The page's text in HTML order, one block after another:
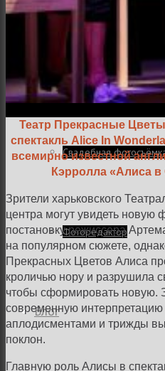
Семейная и детская
Свадебная
Фоторедактор
Блог
Театр Прекрасные
спектакль Alice In
всемирно известной
Кэрролла «Алиса в
Зрители харьковского
центра могут увидеть новую
постановку режиссера
на популярном сюжете,
Прекрасных Цветов Алиса
кроличью нору и разрушила
чтобы сформировать новую.
современную
аплодисментами и трижды
поклон.
Главную роль Алисы в